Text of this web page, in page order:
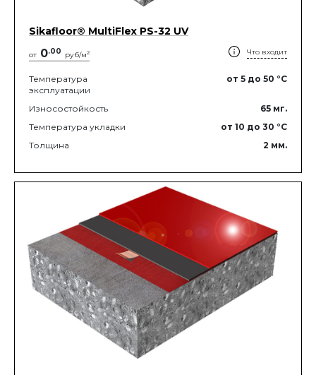
Sikafloor® MultiFlex PS-32 UV
от 0.00 руб/м2 Что входит
Температура
эксплуатации
от 5 до 50 °C
Износостойкость 65 мг.
Температура укладки
от 10 до 30 °C
Толщина
2 мм.